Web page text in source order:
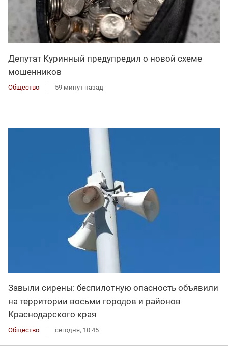
Депутат Куринный предупредил о новой схеме
мошенников
Общество 59 минут назад
Завыли сирены: беспилотную опасность объявили
на территории восьми городов и районов
Краснодарского края
Общество сегодня, 10:45